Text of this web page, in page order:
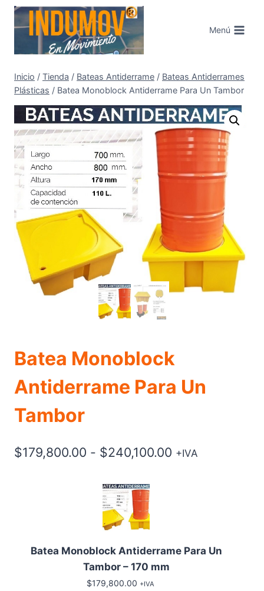
Saltar
contenido
Menú
Inicio / Tienda / Bateas Antiderrame / Bateas Antiderrames
Plásticas / Batea Monoblock Antiderrame Para Un Tambor
Batea Monoblock
Antiderrame Para Un
Tambor
$179,800.00 - $240,100.00 Rango
hasta
+IVA
Batea Monoblock Antiderrame Para Un
Tambor – 170 mm
$179,800.00 +IVA